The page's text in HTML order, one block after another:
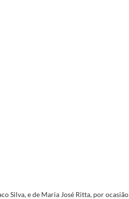
Silva, e de Maria José Ritta, por ocasião